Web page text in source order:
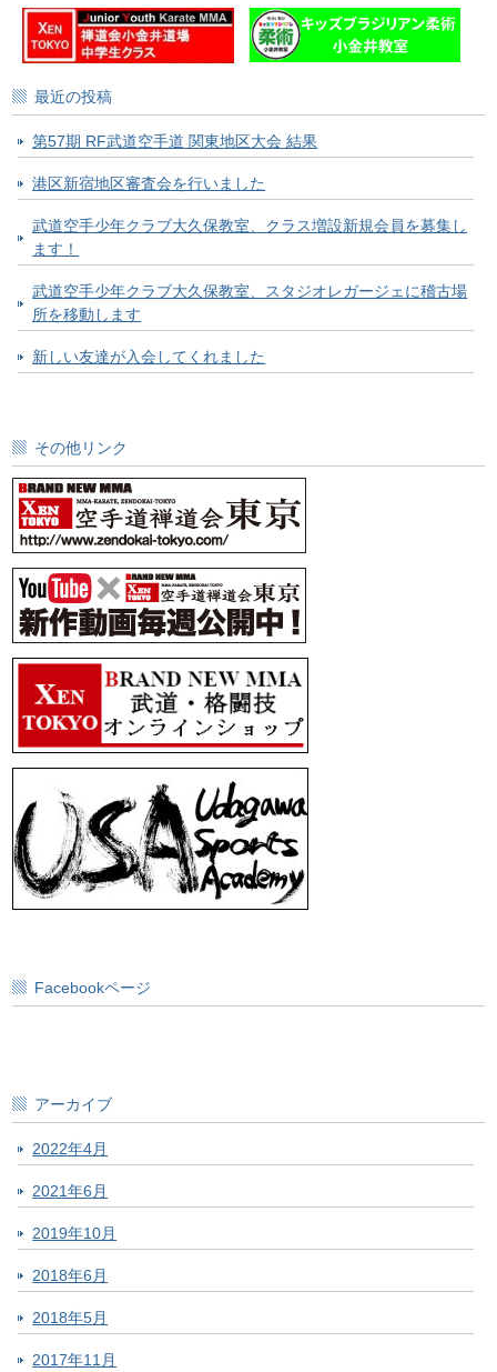
最近の投稿
第57期 RF武道空手道 関東地区大会 結果
港区新宿地区審査会を行いました
武道空手少年クラブ大久保教室、クラス増設新規会員を募集し
ます！
武道空手少年クラブ大久保教室、スタジオレガージェに稽古場
所を移動します
新しい友達が入会してくれました
その他リンク
Facebookページ
アーカイブ
2022年4月
2021年6月
2019年10月
2018年6月
2018年5月
2017年11月